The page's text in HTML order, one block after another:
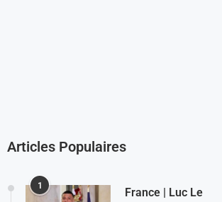
Articles Populaires
1
France | Luc Le